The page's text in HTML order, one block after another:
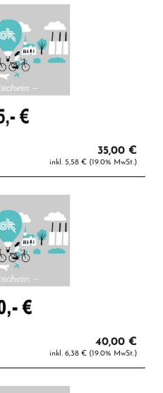
35,00 €
inkl. 5,58 € (19.0% MwSt.)
40,00 €
inkl. 6,38 € (19.0% MwSt.)